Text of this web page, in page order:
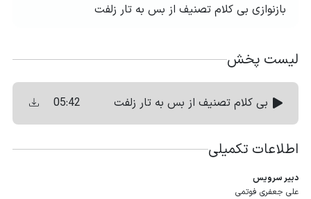
بازنوازی بی کلام تصنیف از بس به تار زلفت
لیست پخش
بی کلام تصنیف از بس به تار زلفت 05:42
اطلاعات تکمیلی
دبیر سرویس
علی جعفری فوتمی